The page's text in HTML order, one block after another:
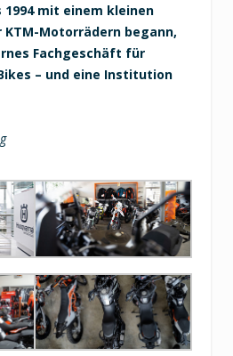
1994 mit einem kleinen
KTM-Motorrädern begann,
Fachgeschäft für
– und eine Institution